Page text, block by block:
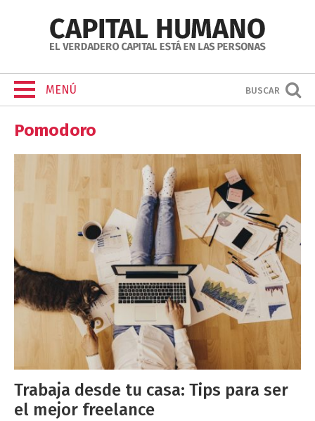
MENÚ BUSCAR
Pomodoro
Trabaja desde tu casa: Tips para ser
el mejor freelance